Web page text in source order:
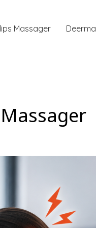
Massager Deerma